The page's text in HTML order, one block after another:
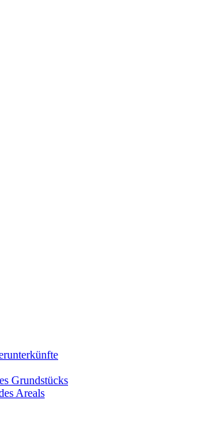
Grundstücks
Areals